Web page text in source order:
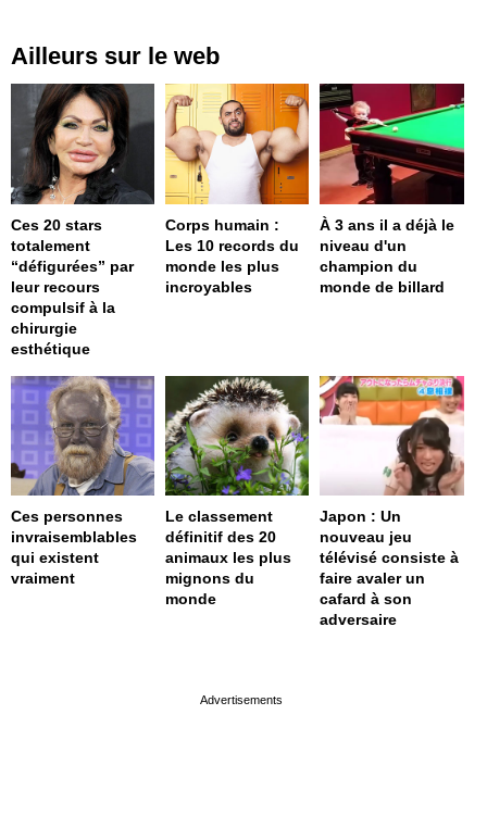
Ailleurs sur le web
Ces 20 stars
totalement
“défigurées” par
leur recours
compulsif à la
chirurgie
esthétique
Corps humain :
Les 10 records du
monde les plus
incroyables
À 3 ans il a déjà le
niveau d'un
champion du
monde de billard
Ces personnes
invraisemblables
qui existent
vraiment
Le classement
définitif des 20
animaux les plus
mignons du
monde
Japon : Un
nouveau jeu
télévisé consiste à
faire avaler un
cafard à son
adversaire